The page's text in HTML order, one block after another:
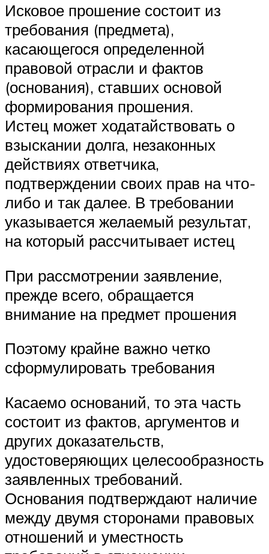
Исковое прошение состоит из
требования (предмета),
касающегося определенной
правовой отрасли и фактов
(основания), ставших основой
формирования прошения.
Истец может ходатайствовать о
взыскании долга, незаконных
действиях ответчика,
подтверждении своих прав на что-
либо и так далее. В требовании
указывается желаемый результат,
на который рассчитывает истец
При рассмотрении заявление,
прежде всего, обращается
внимание на предмет прошения
Поэтому крайне важно четко
сформулировать требования
Касаемо оснований, то эта часть
состоит из фактов, аргументов и
других доказательств,
удостоверяющих целесообразность
заявленных требований.
Основания подтверждают наличие
между двумя сторонами правовых
отношений и уместность